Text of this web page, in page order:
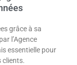
grâce à sa
l’Agence
essentielle pour
clients.